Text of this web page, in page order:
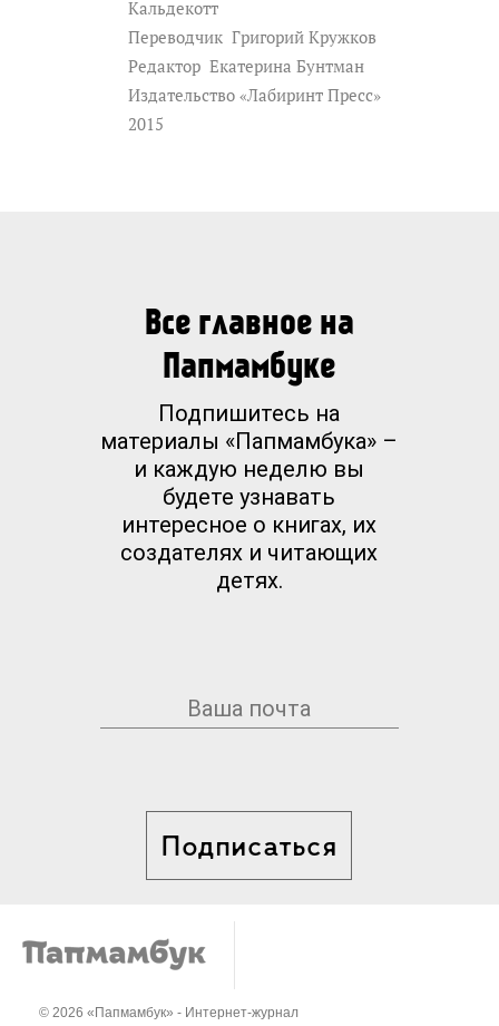
Кальдекотт
Переводчик Григорий Кружков
Редактор Екатерина Бунтман
Издательство «Лабиринт Пресс»
2015
Все главное на
Папмамбуке
Подпишитесь на
материалы «Папмамбука» –
и каждую неделю вы
будете узнавать
интересное о книгах, их
создателях и читающих
детях.
Подписаться
© 2026 «Папмамбук» - Интернет-журнал